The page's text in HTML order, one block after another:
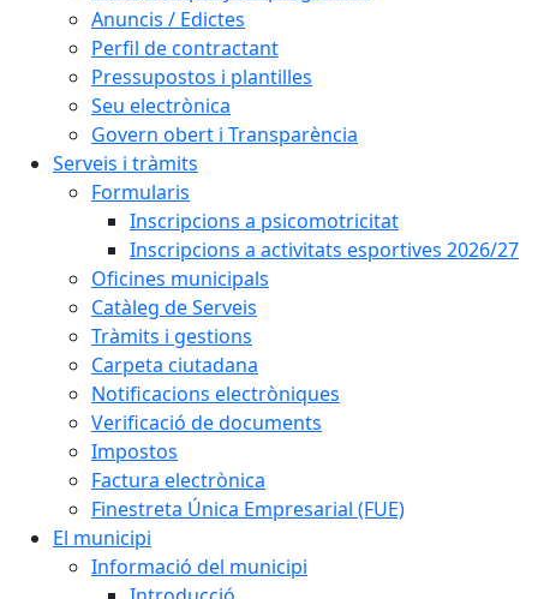
Anuncis / Edictes
Perfil de contractant
Pressupostos i plantilles
Seu electrònica
Govern obert i Transparència
Serveis i tràmits
Formularis
Inscripcions a psicomotricitat
Inscripcions a activitats esportives 2026/27
Oficines municipals
Catàleg de Serveis
Tràmits i gestions
Carpeta ciutadana
Notificacions electròniques
Verificació de documents
Impostos
Factura electrònica
Finestreta Única Empresarial (FUE)
El municipi
Informació del municipi